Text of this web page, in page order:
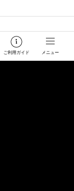
ご利用ガイド メニュー